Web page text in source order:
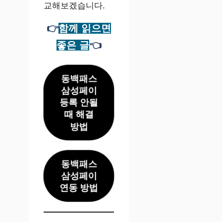
교해보겠습니다.
👉함께 읽으면
좋은 글👈
동백패스
삼성페이
등록 안될
때 해결
방법
동백패스
삼성페이
연동 방법